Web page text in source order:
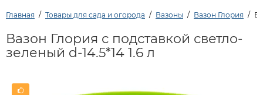
Главная Товары для сада и огорода Вазоны Вазон Глория
Вазон Глория с подставкой светло-
зеленый d-14.5*14 1.6 л